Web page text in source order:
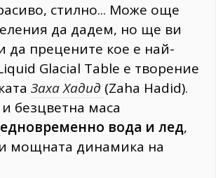
стилно... Може още
да дадем, но ще ви
да прецените кое е най-
Glacial Table е творение
Заха Хадид (Zaha Hadid).
безцветна маса
вода и лед,
мощната динамика на